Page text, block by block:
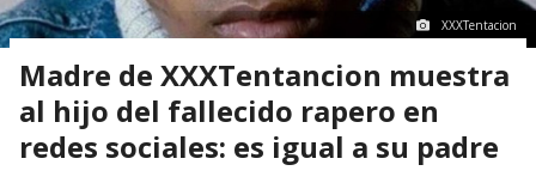
XXXTentacion
Madre de XXXTentancion muestra
al hijo del fallecido rapero en
redes sociales: es igual a su padre